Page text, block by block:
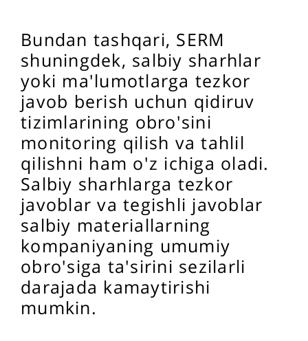
Bundan tashqari, SERM
shuningdek, salbiy sharhlar
yoki ma'lumotlarga tezkor
javob berish uchun qidiruv
tizimlarining obro'sini
monitoring qilish va tahlil
qilishni ham o'z ichiga oladi.
Salbiy sharhlarga tezkor
javoblar va tegishli javoblar
salbiy materiallarning
kompaniyaning umumiy
obro'siga ta'sirini sezilarli
darajada kamaytirishi
mumkin.